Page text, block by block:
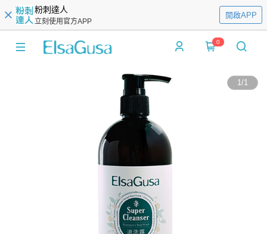
粉刺達人
立刻使用官方APP
開啟APP
0
1/1